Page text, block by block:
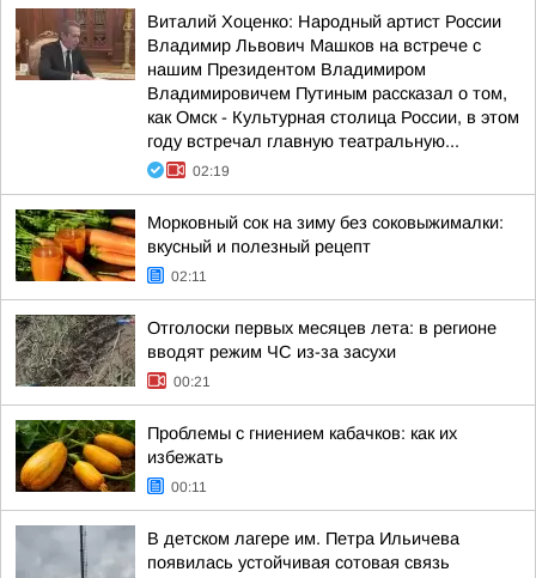
Виталий Хоценко: Народный артист России
Владимир Львович Машков на встрече с
нашим Президентом Владимиром
Владимировичем Путиным рассказал о том,
как Омск - Культурная столица России, в этом
году встречал главную театральную...
02:19
Морковный сок на зиму без соковыжималки:
вкусный и полезный рецепт
02:11
Отголоски первых месяцев лета: в регионе
вводят режим ЧС из-за засухи
00:21
Проблемы с гниением кабачков: как их
избежать
00:11
В детском лагере им. Петра Ильичева
появилась устойчивая сотовая связь